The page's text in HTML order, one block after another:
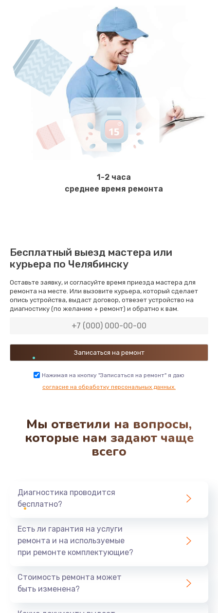
1-2 часа
среднее время ремонта
Бесплатный выезд мастера или
курьера по Челябинску
Оставьте заявку, и согласуйте время приезда мастера для
ремонта на месте. Или вызовите курьера, который сделает
опись устройства, выдаст договор, отвезет устройство на
диагностику (по желанию + ремонт) и обратно к вам.
Нажимая на кнопку "Записаться на ремонт" я даю
согласие на обработку персональных данных.
Мы ответили на вопросы,
которые нам задают чаще
всего
Диагностика проводится
бесплатно?
Есть ли гарантия на услуги
ремонта и на используемые
при ремонте комплектующие?
Стоимость ремонта может
быть изменена?